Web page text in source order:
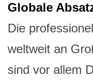
Globale
Die
weltweit an
sind vor allem